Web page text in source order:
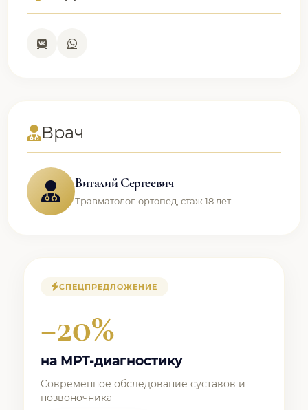
Врач
Виталий Сергеевич
Травматолог-ортопед, стаж 18 лет.
СПЕЦПРЕДЛОЖЕНИЕ
−20%
на МРТ-диагностику
Современное обследование суставов и
позвоночника